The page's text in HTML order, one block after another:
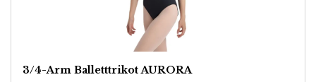
3/4-Arm Balletttrikot AURORA